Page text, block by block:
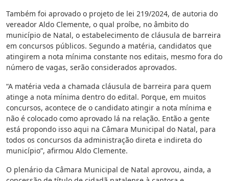
Também foi aprovado o projeto de lei 219/2024, de autoria do
vereador Aldo Clemente, o qual proíbe, no âmbito do
município de Natal, o estabelecimento de cláusula de barreira
em concursos públicos. Segundo a matéria, candidatos que
atingirem a nota mínima constante nos editais, mesmo fora do
número de vagas, serão considerados aprovados.
“A matéria veda a chamada cláusula de barreira para quem
atinge a nota mínima dentro do edital. Porque, em muitos
concursos, acontece de o candidato atingir a nota mínima e
não é colocado como aprovado lá na relação. Então a gente
está propondo isso aqui na Câmara Municipal do Natal, para
todos os concursos da administração direta e indireta do
município”, afirmou Aldo Clemente.
O plenário da Câmara Municipal de Natal aprovou, ainda, a